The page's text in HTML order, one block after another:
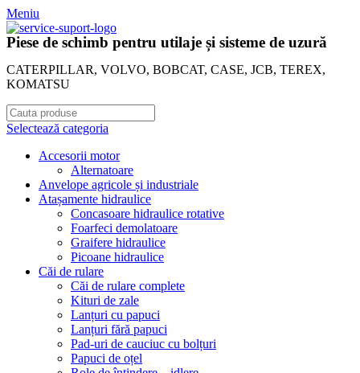
Meniu
Piese de schimb pentru utilaje și sisteme de uzură
CATERPILLAR, VOLVO, BOBCAT, CASE, JCB, TEREX,
KOMATSU
Selectează categoria
Accesorii motor
Alternatoare
Anvelope agricole și industriale
Atașamente hidraulice
Concasoare hidraulice rotative
Foarfeci demolatoare
Graifere hidraulice
Picoane hidraulice
Căi de rulare
Căi de rulare complete
Kituri de zale
Lanțuri cu papuci
Lanțuri fără papuci
Pad-uri de cauciuc cu bolțuri
Papuci de oțel